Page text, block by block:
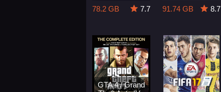
78.2 GB
7.7
91.74 GB
8.7
GTA 4 / Grand